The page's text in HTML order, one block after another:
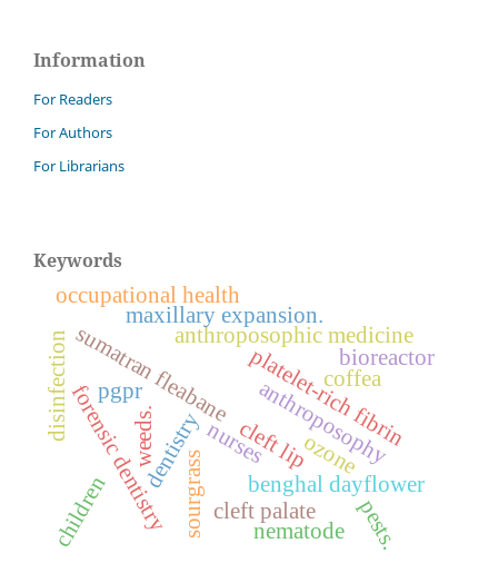
Information
For Readers
For Authors
For Librarians
Keywords
benghal dayflower
sourgrass
sumatran fleabane
weeds. anthroposophy
anthroposophic medicine
dentistry
forensic dentistry cleft lip
cleft palate
maxillary expansion.
ozone
platelet-rich fibrin
coffea
nematode pests.
disinfection
nurses
occupational health
children
bioreactor
pgpr